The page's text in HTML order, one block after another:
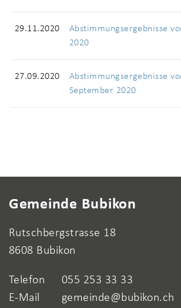
29.11.2020
Abstimmungsergebnisse
2020
27.09.2020
Abstimmungsergebnisse
September 2020
Gemeinde Bubikon
Rutschbergstrasse 18
8608 Bubikon
Telefon
055 253 33 33
E-Mail
gemeinde@bubikon.ch